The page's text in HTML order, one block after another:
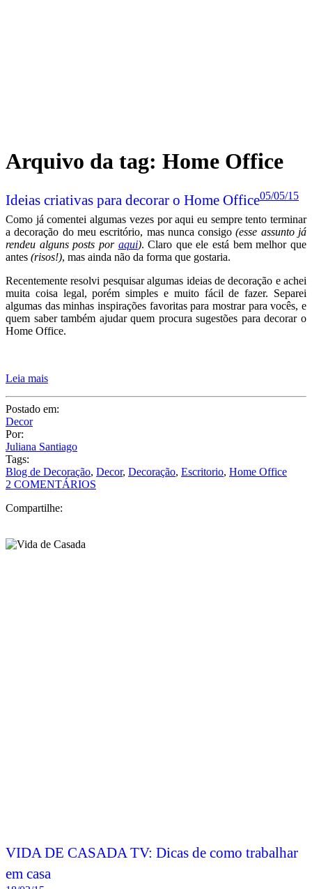
Arquivo da tag: Home Office
Ideias criativas para decorar o Home Office05/05/15
Como já comentei algumas vezes por aqui eu sempre tento terminar
a decoração do meu escritório, mas nunca consigo(esse assunto já
rendeu alguns posts por aqui). Claro que ele está bem melhor que
antes (risos!), mas ainda não da forma que gostaria.
Recentemente resolvi pesquisar algumas ideias de decoração e achei
muita coisa legal, porém simples e muito fácil de fazer. Separei
algumas das minhas inspirações favoritas para mostrar para vocês, e
quem saber também ajudar quem procura sugestões para decorar o
Home Office.
Leia mais
Postado em:
Decor
Por:
Juliana Santiago
Tags:
Blog de Decoração, Decor, Decoração, Escritorio, Home Office
2 COMENTÁRIOS
Compartilhe:
VIDA DE CASADA TV: Dicas de como trabalhar
em casa